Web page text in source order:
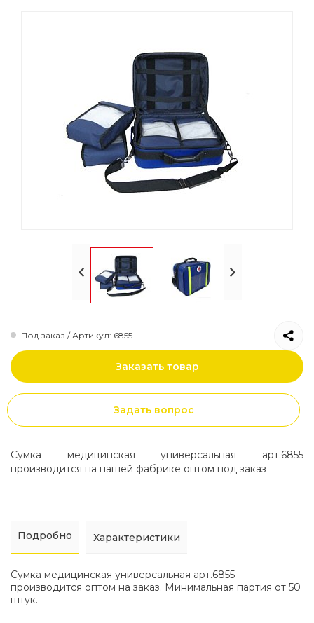
Рюкзаки городские
Сумки на пояс
Рюкзаки городские
Под заказ / Артикул: 6855
Заказать товар
Задать вопрос
Сумка медицинская универсальная арт.6855
производится на нашей фабрике оптом под заказ
Подробно Характеристики
Сумка медицинская универсальная арт.6855
производится оптом на заказ. Минимальная партия от 50
штук.